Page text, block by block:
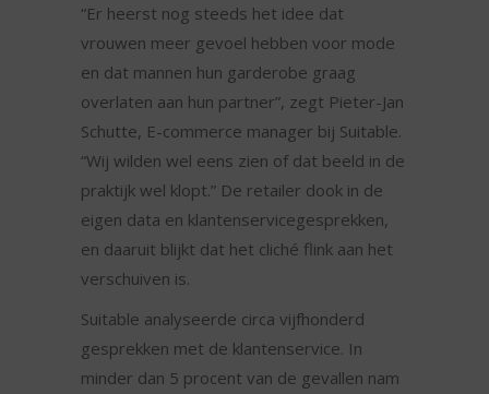
“Er heerst nog steeds het idee dat
vrouwen meer gevoel hebben voor mode
en dat mannen hun garderobe graag
overlaten aan hun partner”, zegt Pieter-Jan
Schutte, E-commerce manager bij Suitable.
“Wij wilden wel eens zien of dat beeld in de
praktijk wel klopt.” De retailer dook in de
eigen data en klantenservicegesprekken,
en daaruit blijkt dat het cliché flink aan het
verschuiven is.
Suitable analyseerde circa vijfhonderd
gesprekken met de klantenservice. In
minder dan 5 procent van de gevallen nam